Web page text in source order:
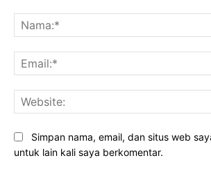
Simpan nama, email, dan situs web
untuk lain kali saya berkomentar.